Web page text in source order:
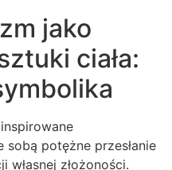
jako
ciała:
potężne przesłanie
własnej złożoności.